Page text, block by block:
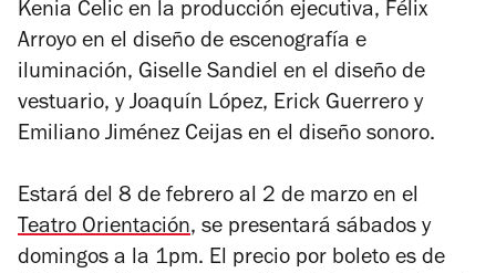
Kenia Celic en la producción ejecutiva, Félix
Arroyo en el diseño de escenografía e
iluminación, Giselle Sandiel en el diseño de
vestuario, y Joaquín López, Erick Guerrero y
Emiliano Jiménez Ceijas en el diseño sonoro.
Estará del 8 de febrero al 2 de marzo en el
Teatro Orientación, se presentará sábados y
domingos a la 1pm. El precio por boleto es de